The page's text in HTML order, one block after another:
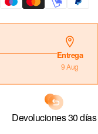
Entrega
9 Aug
Devoluciones 30 días